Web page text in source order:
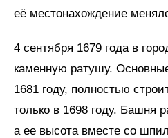
её местонахождение
4 сентября 1679 года в
каменную ратушу.
1681 году, полностью
только в 1698 году. Башня
а ее высота вместе со